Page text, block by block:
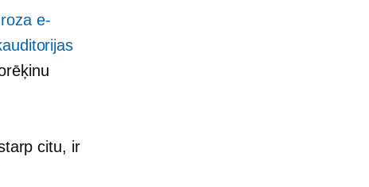
e-
citu, ir